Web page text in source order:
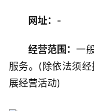
热
门
网址： -
经营范围：一
服务。(除依法须
展经营活动)